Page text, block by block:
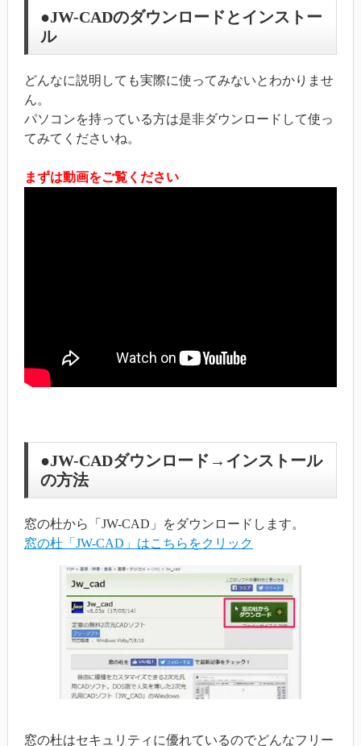
●JW-CADのダウンロードとインストー
ル
どんなに説明しても実際に使ってみないとわかりませ
ん。
パソコンを持っている方は是非ダウンロードして使っ
てみてくださいね。
まずは動画をご覧ください
●JW-CADダウンロード→インストール
の方法
窓の杜から「JW-CAD」をダウンロードします。
窓の杜「JW-CAD」はこちらをクリック
窓の杜はセキュリティに優れているのでどんなフリー